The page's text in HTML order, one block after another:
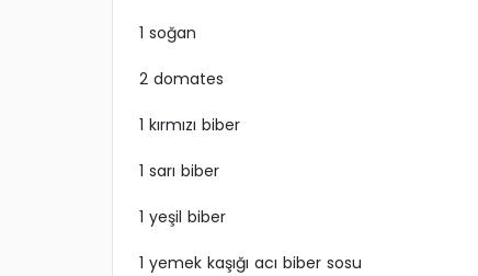
1 soğan
2 domates
1 kırmızı biber
1 sarı biber
1 yeşil biber
1 yemek kaşığı acı biber sosu